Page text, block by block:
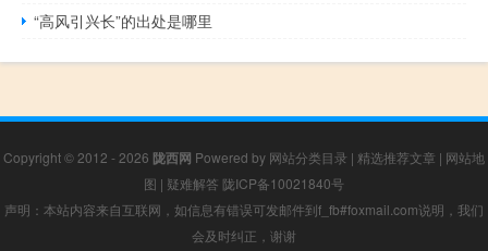
“高风引兴长”的出处是哪里
Copyright © 2012 - 2026 陇西网 Powered by 网站分类目录 | 精选推荐文章 | 网站地
图 | 疑难解答 陇ICP备10021840号
声明：本站内容来自互联网，如信息有错误可发邮件到f_fb#foxmail.com说明，我们
会及时纠正，谢谢